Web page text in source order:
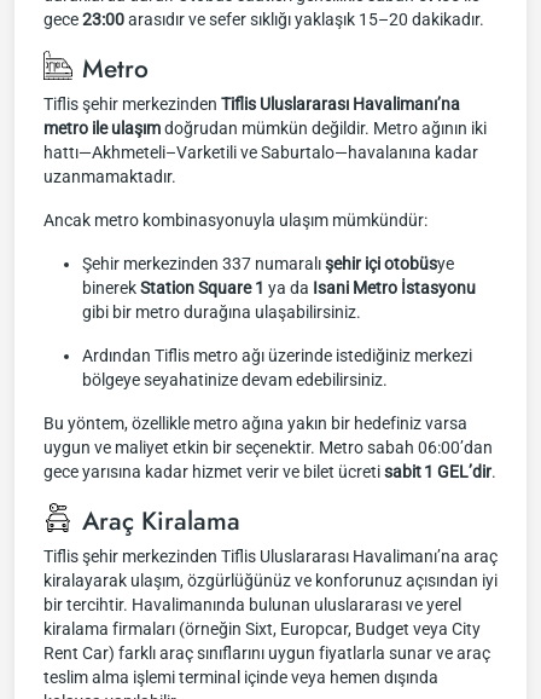
gece23:00arasıdır ve sefer sıklığı yaklaşık 15–20 dakikadır.
Metro
Tiflis şehir merkezinden Tiflis Uluslararası Havalimanı’na
metro ile ulaşımdoğrudan mümkün değildir. Metro ağının iki
hattı—Akhmeteli–Varketili ve Saburtalo—havalanına kadar
uzanmamaktadır.
Ancak metro kombinasyonuyla ulaşım mümkündür:
Şehir merkezinden 337 numaralışehir içi otobüsye
binerekStation Square 1 ya da Isani Metro İstasyonu
gibi bir metro durağına ulaşabilirsiniz.
Ardından Tiflis metro ağı üzerinde istediğiniz merkezi
bölgeye seyahatinize devam edebilirsiniz.
Bu yöntem, özellikle metro ağına yakın bir hedefiniz varsa
uygun ve maliyet etkin bir seçenektir. Metro sabah 06:00’dan
gece yarısına kadar hizmet verir ve bilet ücretisabit 1 GEL’dir.
Araç Kiralama
Tiflis şehir merkezinden Tiflis Uluslararası Havalimanı’na araç
kiralayarak ulaşım, özgürlüğünüz ve konforunuz açısından iyi
bir tercihtir. Havalimanında bulunan uluslararası ve yerel
kiralama firmaları (örneğin Sixt, Europcar, Budget veya City
Rent Car) farklı araç sınıflarını uygun fiyatlarla sunar ve araç
teslim alma işlemi terminal içinde veya hemen dışında